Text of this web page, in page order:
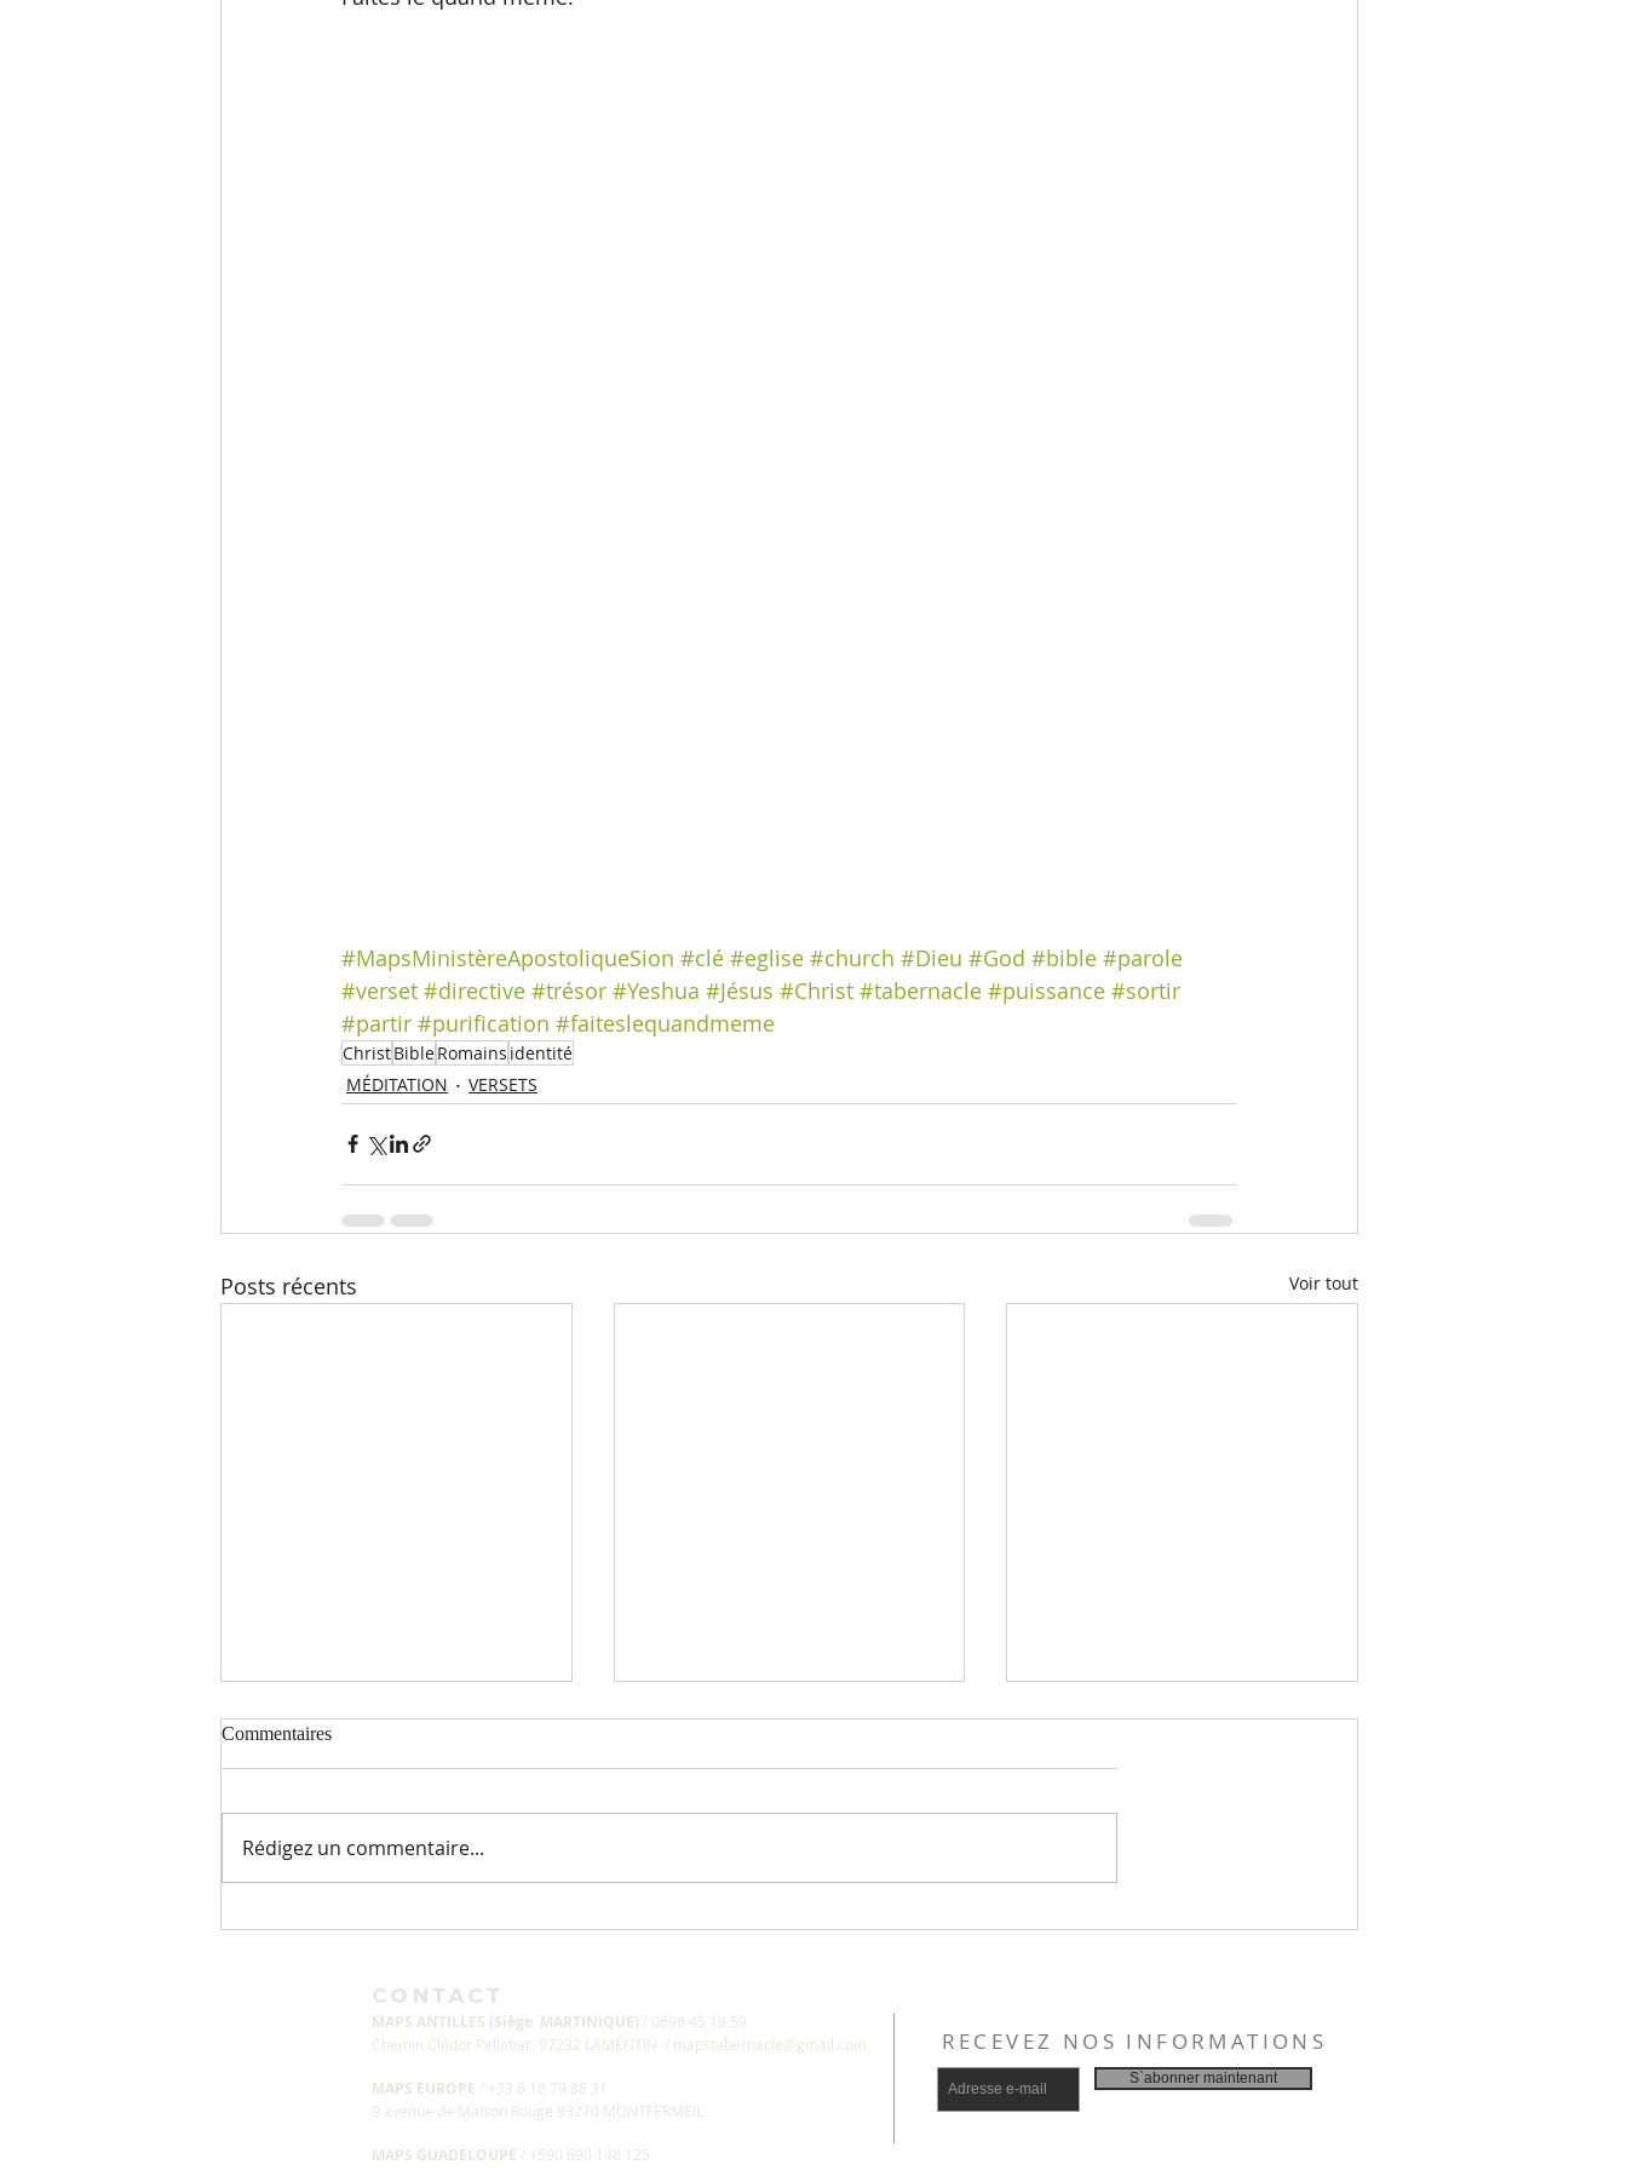
#MapsMinistèreApostoliqueSion #clé #eglise #church #Dieu #God #bible #parole
#verset #directive #trésor #Yeshua #Jésus #Christ #tabernacle #puissance #sortir
#partir #purification #faiteslequandmeme
ChristBibleRomains identité
MÉDITATION
VERSETS
Posts récents Voir tout
Jeune et prières : Jour 40 Jeûne et prières : Jour 36 Jeûne et prières : Jour 33
Commentaires
Rédigez un commentaire...
CONTACT
MAPS ANTILLES (Siège MARTINIQUE) / 0696 45 19 59
Chemin Clédor Pelletier, 97232 LAMENTIN / mapstabernacle@gmail.com
MAPS EUROPE / +33 6 18 79 88 31
9 avenue de Maison Rouge 93270 MONTFERMEIL
MAPS GUADELOUPE / +590 690 148 125
RECEVEZ NOS INFORMATIONS
S`abonner maintenant